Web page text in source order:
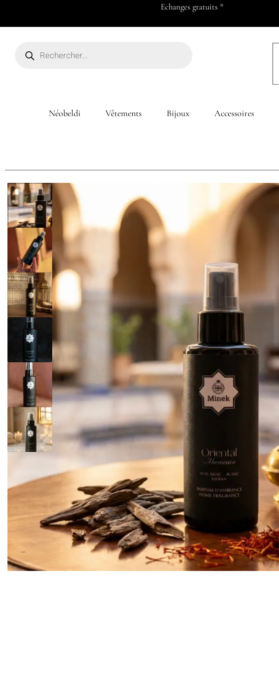
Payez en 2x ou 3x à partir de 500 dhs d’achats
Néobeldi Vêtements Bijoux Accessoires